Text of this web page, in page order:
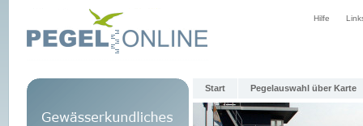
Hilfe
Start Pegelauswahl über Karte